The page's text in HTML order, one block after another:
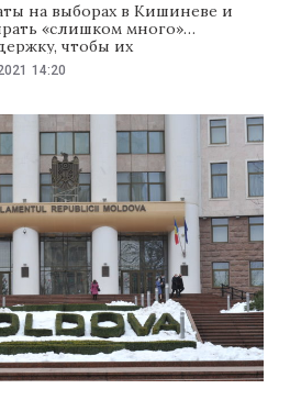
на выборах в Кишиневе и
«слишком много»
чтобы их
Такое мнение
ЦИК Павел Постика,
о выборах, передает
напомнил, что в
нормы, которые
14:20